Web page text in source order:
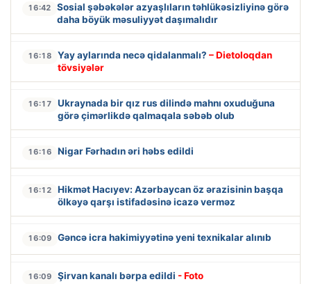
16:42
Sosial şəbəkələr azyaşlıların təhlükəsizliyinə görə
daha böyük məsuliyyət daşımalıdır
16:18 Yay aylarında necə qidalanmalı? – Dietoloqdan
tövsiyələr
16:17
Ukraynada bir qız rus dilində mahnı oxuduğuna
görə çimərlikdə qalmaqala səbəb olub
16:16 Nigar Fərhadın əri həbs edildi
16:12
Hikmət Hacıyev: Azərbaycan öz ərazisinin başqa
ölkəyə qarşı istifadəsinə icazə verməz
16:09 Gəncə icra hakimiyyətinə yeni texnikalar alınıb
16:09 Şirvan kanalı bərpa edildi - Foto